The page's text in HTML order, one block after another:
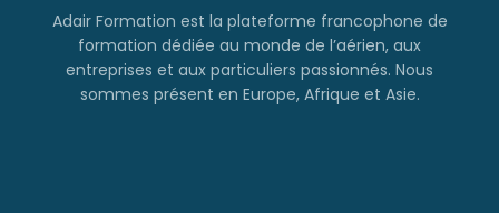
Adair Formation est la plateforme francophone de
formation dédiée au monde de l’aérien, aux
entreprises et aux particuliers passionnés. Nous
sommes présent en Europe, Afrique et Asie.